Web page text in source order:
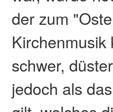
der zum
schwer,
jedoch als